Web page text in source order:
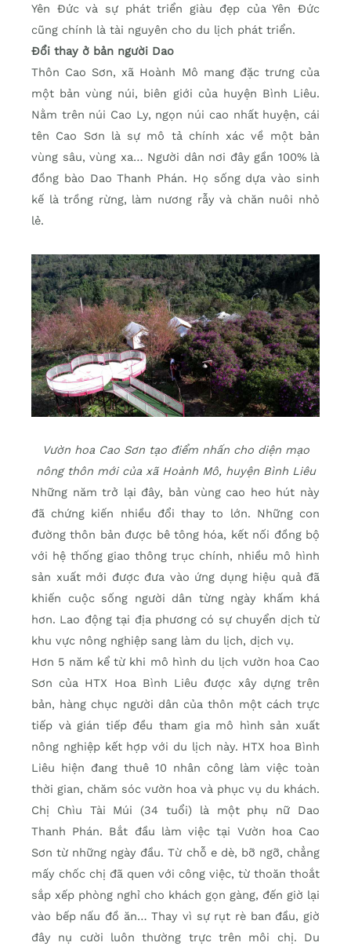
Yên Đức và sự phát triển giàu đẹp của Yên Đức
cũng chính là tài nguyên cho du lịch phát triển.
Đổi thay ở bản người Dao
Thôn Cao Sơn, xã Hoành Mô mang đặc trưng của
một bản vùng núi, biên giới của huyện Bình Liêu.
Nằm trên núi Cao Ly, ngọn núi cao nhất huyện, cái
tên Cao Sơn là sự mô tả chính xác về một bản
vùng sâu, vùng xa… Người dân nơi đây gần 100% là
đồng bào Dao Thanh Phán. Họ sống dựa vào sinh
kế là trồng rừng, làm nương rẫy và chăn nuôi nhỏ
lẻ.
Vườn hoa Cao Sơn tạo điểm nhấn cho diện mạo
nông thôn mới của xã Hoành Mô, huyện Bình Liêu
Những năm trở lại đây, bản vùng cao heo hút này
đã chứng kiến nhiều đổi thay to lớn. Những con
đường thôn bản được bê tông hóa, kết nối đồng bộ
với hệ thống giao thông trục chính, nhiều mô hình
sản xuất mới được đưa vào ứng dụng hiệu quả đã
khiến cuộc sống người dân từng ngày khấm khá
hơn. Lao động tại địa phương có sự chuyển dịch từ
khu vực nông nghiệp sang làm du lịch, dịch vụ.
Hơn 5 năm kể từ khi mô hình du lịch vườn hoa Cao
Sơn của HTX Hoa Bình Liêu được xây dựng trên
bản, hàng chục người dân của thôn một cách trực
tiếp và gián tiếp đều tham gia mô hình sản xuất
nông nghiệp kết hợp với du lịch này. HTX hoa Bình
Liêu hiện đang thuê 10 nhân công làm việc toàn
thời gian, chăm sóc vườn hoa và phục vụ du khách.
Chị Chìu Tài Múi (34 tuổi) là một phụ nữ Dao
Thanh Phán. Bắt đầu làm việc tại Vườn hoa Cao
Sơn từ những ngày đầu. Từ chỗ e dè, bỡ ngỡ, chẳng
mấy chốc chị đã quen với công việc, từ thoăn thoắt
sắp xếp phòng nghỉ cho khách gọn gàng, đến giờ lại
vào bếp nấu đồ ăn… Thay vì sự rụt rè ban đầu, giờ
đây nụ cười luôn thường trực trên môi chị. Du